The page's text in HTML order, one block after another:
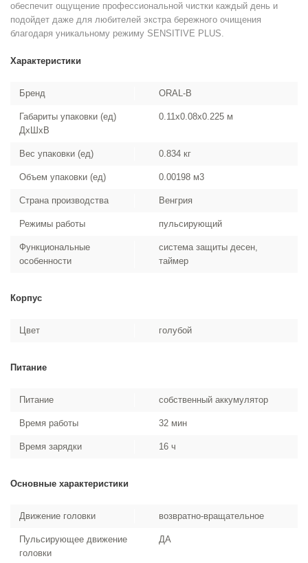
обеспечит ощущение профессиональной чистки каждый день и
подойдет даже для любителей экстра бережного очищения
благодаря уникальному режиму SENSITIVE PLUS.
Характеристики
Бренд ORAL-B
Габариты упаковки (ед)
ДхШхВ
0.11x0.08x0.225 м
Вес упаковки (ед) 0.834 кг
Объем упаковки (ед) 0.00198 м3
Страна производства Венгрия
Режимы работы пульсирующий
Функциональные
особенности
система защиты десен,
таймер
Корпус
Цвет голубой
Питание
Питание собственный аккумулятор
Время работы 32 мин
Время зарядки 16 ч
Основные характеристики
Движение головки возвратно-вращательное
Пульсирующее движение
головки
ДА